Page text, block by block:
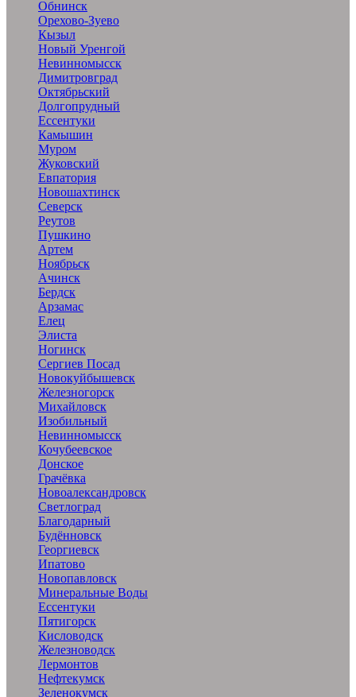
Обнинск
Орехово-Зуево
Кызыл
Новый Уренгой
Невинномысск
Димитровград
Октябрьский
Долгопрудный
Ессентуки
Камышин
Муром
Жуковский
Евпатория
Новошахтинск
Северск
Реутов
Пушкино
Артем
Ноябрьск
Ачинск
Бердск
Арзамас
Елец
Элиста
Ногинск
Сергиев Посад
Новокуйбышевск
Железногорск
Михайловск
Изобильный
Невинномысск
Кочубеевское
Донское
Грачёвка
Новоалександровск
Светлоград
Благодарный
Будённовск
Георгиевск
Ипатово
Новопавловск
Минеральные Воды
Ессентуки
Пятигорск
Кисловодск
Железноводск
Лермонтов
Нефтекумск
Зеленокумск